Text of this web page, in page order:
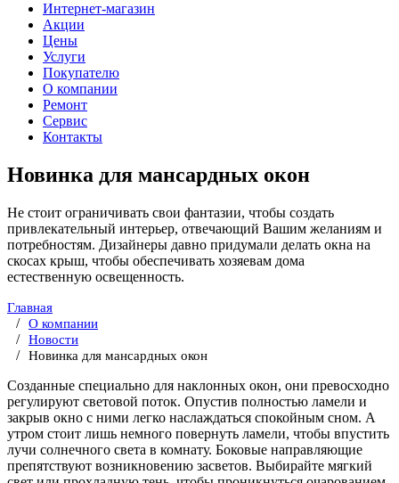
Интернет-магазин
Акции
Цены
Услуги
Покупателю
О компании
Ремонт
Сервис
Контакты
Новинка для мансардных окон
Не стоит ограничивать свои фантазии, чтобы создать
привлекательный интерьер, отвечающий Вашим желаниям и
потребностям. Дизайнеры давно придумали делать окна на
скосах крыш, чтобы обеспечивать хозяевам дома
естественную освещенность.
Главная
О компании
Новости
Новинка для мансардных окон
Созданные специально для наклонных окон, они превосходно
регулируют световой поток. Опустив полностью ламели и
закрыв окно с ними легко наслаждаться спокойным сном. А
утром стоит лишь немного повернуть ламели, чтобы впустить
лучи солнечного света в комнату. Боковые направляющие
препятствуют возникновению засветов. Выбирайте мягкий